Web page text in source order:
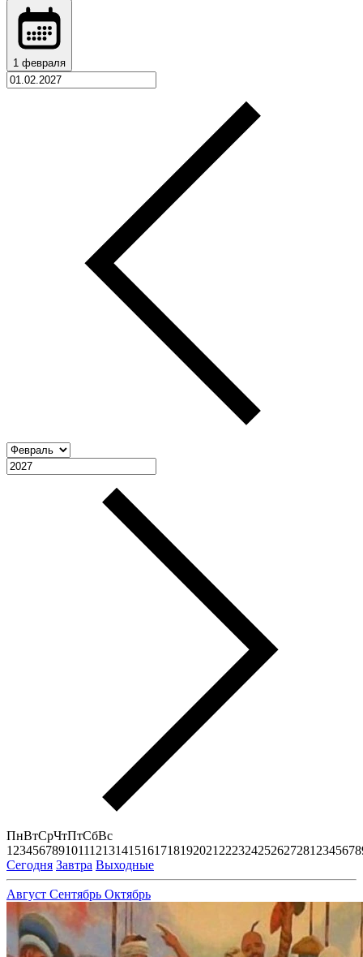
1 февраля
ПнВтСрЧтПтСбВс
1234567891011121314151617181920212223242526272812345678
Сегодня Завтра Выходные
Август Сентябрь Октябрь